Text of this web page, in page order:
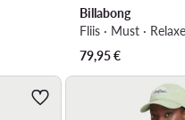
Billabong
Fliis · Must ·
79,95€